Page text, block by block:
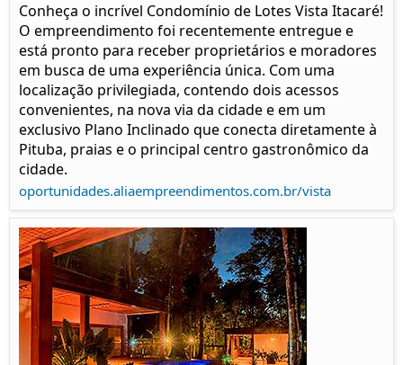
Conheça o incrível Condomínio de Lotes Vista Itacaré!
O empreendimento foi recentemente entregue e
está pronto para receber proprietários e moradores
em busca de uma experiência única. Com uma
localização privilegiada, contendo dois acessos
convenientes, na nova via da cidade e em um
exclusivo Plano Inclinado que conecta diretamente à
Pituba, praias e o principal centro gastronômico da
cidade.
oportunidades.aliaempreendimentos.com.br/vista